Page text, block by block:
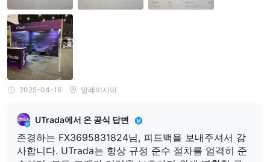
2025-04-16 말레이시아
UTrada에서 온 공식 답변
존경하는 FX3695831824님, 피드백을 보내주셔서 감
사합니다. UTrada는 항상 규정 준수 절차를 엄격히 준